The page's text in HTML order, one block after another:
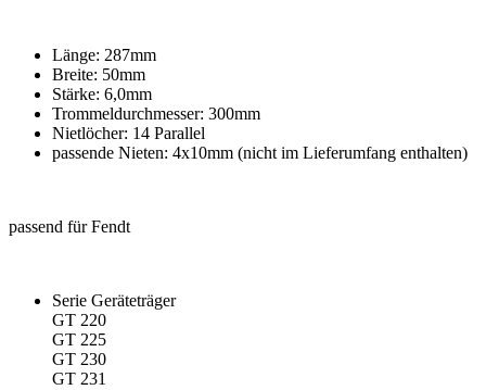
Länge: 287mm
Breite: 50mm
Stärke: 6,0mm
Trommeldurchmesser: 300mm
Nietlöcher: 14 Parallel
passende Nieten: 4x10mm (nicht im Lieferumfang enthalten)
passend für Fendt
Serie Geräteträger
GT 220
GT 225
GT 230
GT 231